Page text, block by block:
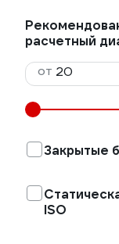
расчетный
от
Закрытые
ISO